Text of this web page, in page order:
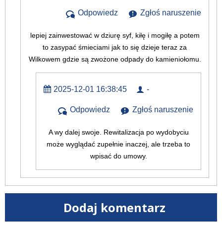
Odpowiedz Zgłoś naruszenie
lepiej zainwestować w dziurę syf, kiłę i mogiłę a potem
to zasypać śmieciami jak to się dzieje teraz za
Wilkowem gdzie są zwożone odpady do kamieniołomu.
2025-12-01 16:38:45 -
Odpowiedz Zgłoś naruszenie
A wy dalej swoje. Rewitalizacja po wydobyciu
może wyglądać zupełnie inaczej, ale trzeba to
wpisać do umowy.
Dodaj komentarz